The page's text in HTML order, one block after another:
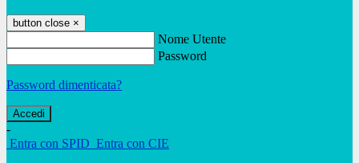
button close ×
Nome Utente
Password
Password dimenticata?
-
Entra con SPID Entra con CIE